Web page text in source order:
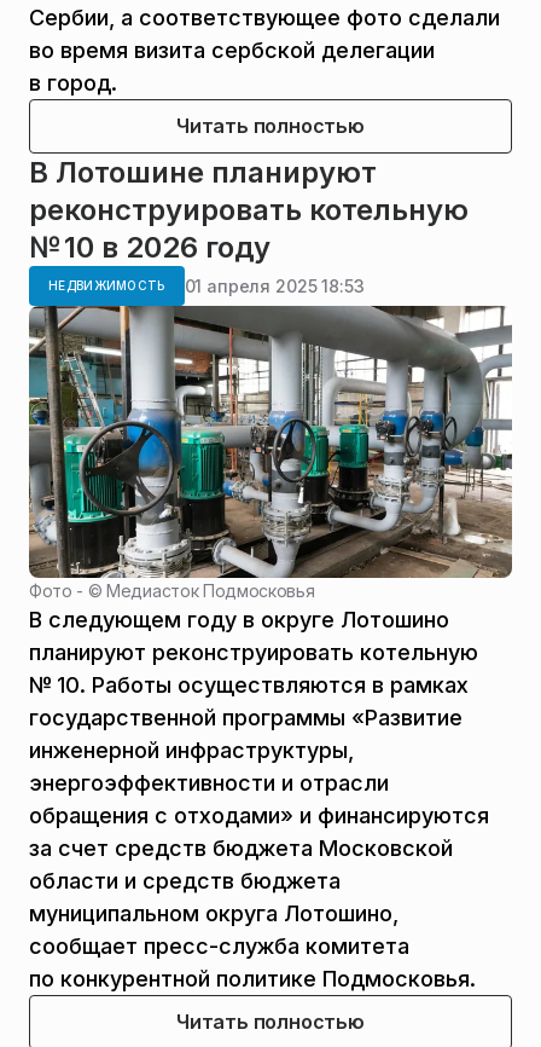
Сербии, а соответствующее фото сделали
во время визита сербской делегации
в город.
Читать полностью
В Лотошине планируют
реконструировать котельную
№ 10 в 2026 году
НЕДВИЖИМОСТЬ 01 апреля 2025 18:53
Фото - ©Медиасток Подмосковья
В следующем году в округе Лотошино
планируют реконструировать котельную
№ 10. Работы осуществляются в рамках
государственной программы «Развитие
инженерной инфраструктуры,
энергоэффективности и отрасли
обращения с отходами» и финансируются
за счет средств бюджета Московской
области и средств бюджета
муниципальном округа Лотошино,
сообщает пресс-служба комитета
по конкурентной политике Подмосковья.
Читать полностью